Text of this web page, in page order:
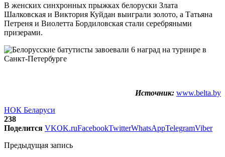
В женских синхронных прыжках белоруски Злата
Шалковская и Виктория Куйдан выиграли золото, а Татьяна
Петреня и Виолетта Бордиловская стали серебряными
призерами.
Источник: www.belta.by
НОК Беларуси
238
Поделится VKOK.ruFacebookTwitterWhatsAppTelegramViber
Предыдущая запись